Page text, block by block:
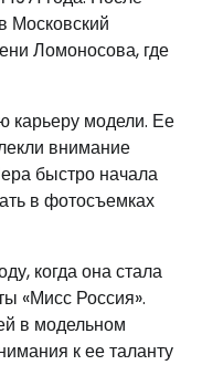
Московский
Ломоносова, где
карьеру модели. Ее
внимание
быстро начала
в фотосъемках
когда она стала
«Мисс Россия».
в модельном
к ее таланту